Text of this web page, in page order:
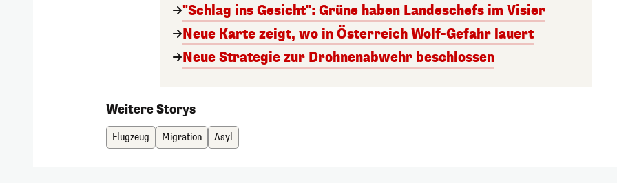
"Schlag ins Gesicht": Grüne haben Landeschefs im Visier
Neue Karte zeigt, wo in Österreich Wolf-Gefahr lauert
Neue Strategie zur Drohnenabwehr beschlossen
Weitere Storys
Flugzeug Migration Asyl